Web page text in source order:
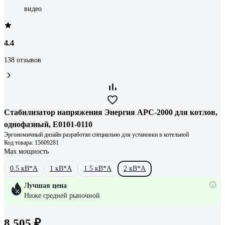
видео
4.4
138 отзывов
Стабилизатор напряжения Энергия АРС-2000 для котлов,
однофазный, Е0101-0110
Эргономичный дизайн разработан специально для установки в котельной
Код товара: 15609281
Max мощность
0.5 кВ*А 1 кВ*А 1.5 кВ*А 2 кВ*А
Лучшая цена
Ниже средней рыночной